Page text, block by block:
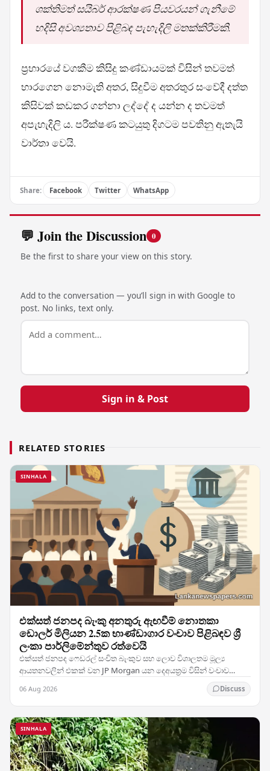
ශක්තිමත් සයිබර් ආරක්ෂණ පියවරයන් ගැනීමේ
හදිසි අවශ්‍යතාව පිළිබඳ පැහැදිලි මතක්කිරීමකි.
ප්‍රහාරයේ වගකීම කිසිදු කණ්ඩායමක් විසින් තවමත්
භාරගෙන නොමැති අතර, සිදුවීම අතරතුර සංවේදී දත්ත
කිසිවක් කඩකර ගන්නා ලද්දේ ද යන්න ද තවමත්
අපැහැදිලි ය. පරීක්ෂණ කටයුතු දිගටම පවතිනු ඇතැයි
වාර්තා වෙයි.
Share: Facebook Twitter WhatsApp
💬 Join the Discussion 0
Be the first to share your view on this story.
Add to the conversation — you’ll sign in with Google to
post. No links, text only.
Sign in & Post
RELATED STORIES
SINHALA
එක්සත් ජනපද බැංකු අනතුරු ඇඟවීම් නොතකා
ඩොලර් මිලියන 2.5ක භාණ්ඩාගාර වංචාව පිළිබඳව ශ්‍රී
ලංකා පාර්ලිමේන්තුව රත්වෙයි
එක්සත් ජනපද ෆෙඩරල් සංචිත බැංකුව සහ ලොව විශාලතම මූල්‍ය
ආයතනවලින් එකක් වන JP Morgan යන දෙඅයත්‍රම විසින් වංචාව
06 Aug 2026 Discuss
SINHALA